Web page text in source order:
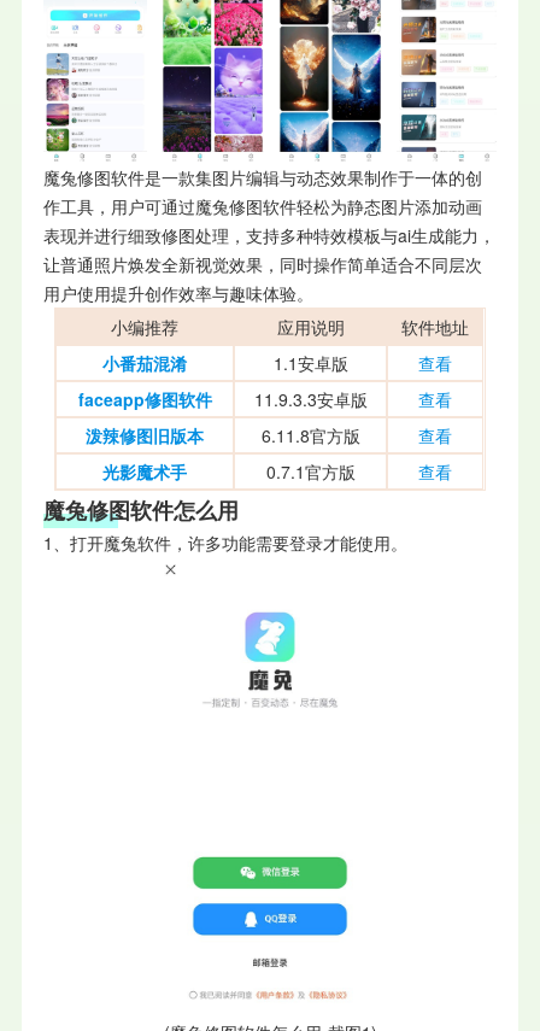
魔兔修图软件是一款集图片编辑与动态效果制作于一体的创
作工具，用户可通过魔兔修图软件轻松为静态图片添加动画
表现并进行细致修图处理，支持多种特效模板与ai生成能力，
让普通照片焕发全新视觉效果，同时操作简单适合不同层次
用户使用提升创作效率与趣味体验。
小编推荐
应用说明
软件地址
小番茄混淆
1.1安卓版
查看
faceapp修图软件
11.9.3.3安卓版
查看
泼辣修图旧版本
6.11.8官方版
查看
光影魔术手
0.7.1官方版 查看
魔兔修图软件怎么用
1、打开魔兔软件，许多功能需要登录才能使用。